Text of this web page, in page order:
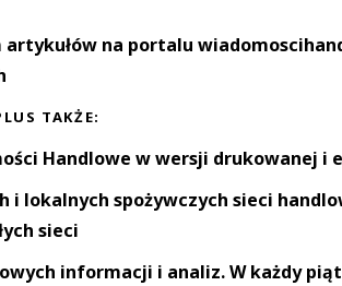
artykułów na portalu
TAKŻE:
Handlowe w wersji drukowanej i
i lokalnych spożywczych sieci
sieci
informacji i analiz. W każdy